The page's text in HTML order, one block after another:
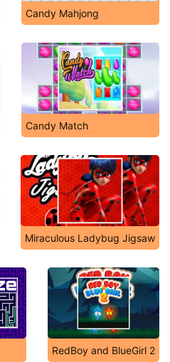
Candy Mahjong
Candy Match
Miraculous Ladybug Jigsaw
RedBoy and BlueGirl 2